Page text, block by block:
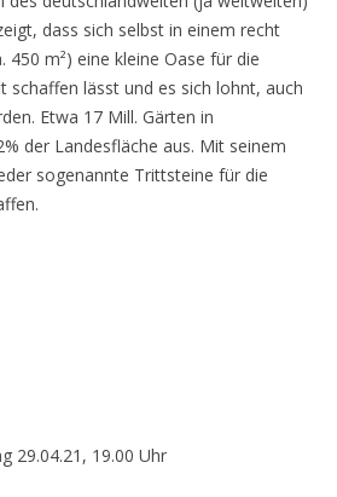
dass sich selbst in einem recht
450 m²) eine kleine Oase für die
schaffen lässt und es sich lohnt, auch
Etwa 17 Mill. Gärten in
der Landesfläche aus. Mit seinem
sogenannte Trittsteine für die
29.04.21, 19.00 Uhr